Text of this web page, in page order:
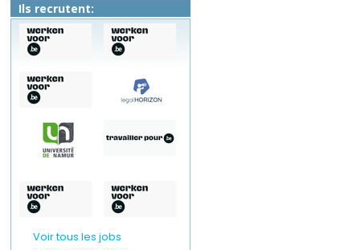
Ils recrutent:
Voir tous les jobs